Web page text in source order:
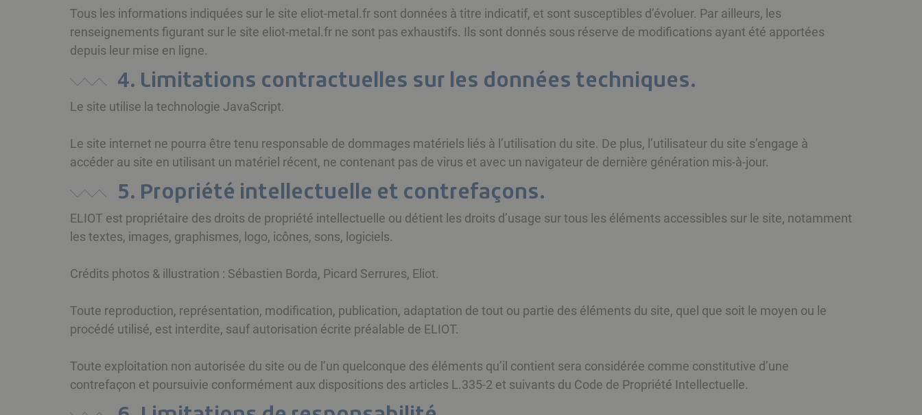
Tous les informations indiquées sur le site eliot-metal.fr sont données à titre indicatif, et sont susceptibles d’évoluer. Par ailleurs, les
renseignements figurant sur le site eliot-metal.fr ne sont pas exhaustifs. Ils sont donnés sous réserve de modifications ayant été apportées
depuis leur mise en ligne.
4. Limitations contractuelles sur les données techniques.
Le site utilise la technologie JavaScript.
Le site internet ne pourra être tenu responsable de dommages matériels liés à l’utilisation du site. De plus, l’utilisateur du site s’engage à
accéder au site en utilisant un matériel récent, ne contenant pas de virus et avec un navigateur de dernière génération mis-à-jour.
5. Propriété intellectuelle et contrefaçons.
ELIOT est propriétaire des droits de propriété intellectuelle ou détient les droits d’usage sur tous les éléments accessibles sur le site, notamment
les textes, images, graphismes, logo, icônes, sons, logiciels.
Crédits photos & illustration : Sébastien Borda, Picard Serrures, Eliot.
Toute reproduction, représentation, modification, publication, adaptation de tout ou partie des éléments du site, quel que soit le moyen ou le
procédé utilisé, est interdite, sauf autorisation écrite préalable de ELIOT.
Toute exploitation non autorisée du site ou de l’un quelconque des éléments qu’il contient sera considérée comme constitutive d’une
contrefaçon et poursuivie conformément aux dispositions des articles L.335-2 et suivants du Code de Propriété Intellectuelle.